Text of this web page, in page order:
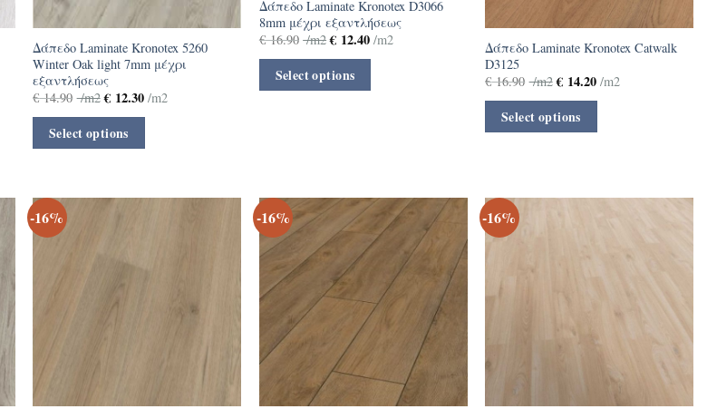
Δάπεδο Laminate Kronotex 5260
Winter Oak light 7mm μέχρι
εξαντλήσεως
€14.90 /m2 €12.30/m2
Select options
Δάπεδο Laminate Kronotex D3066
8mm μέχρι εξαντλήσεως
€16.90 /m2 € 12.40 /m2
Select options
Δάπεδο Laminate Kronotex Catwalk
D3125
€16.90 /m2 €14.20/m2
Select options
-16% -16% -16%